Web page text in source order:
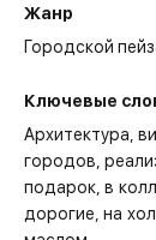
Жанр
Городской
Ключевые
Архитектура
городов
подарок в
дорогие на